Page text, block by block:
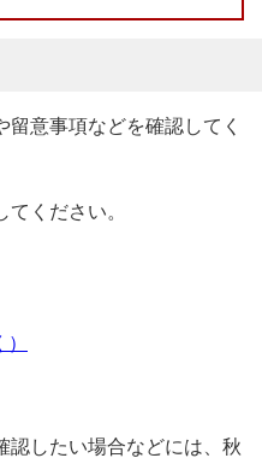
意事項などを確認してく
ください。
認したい場合などには、秋